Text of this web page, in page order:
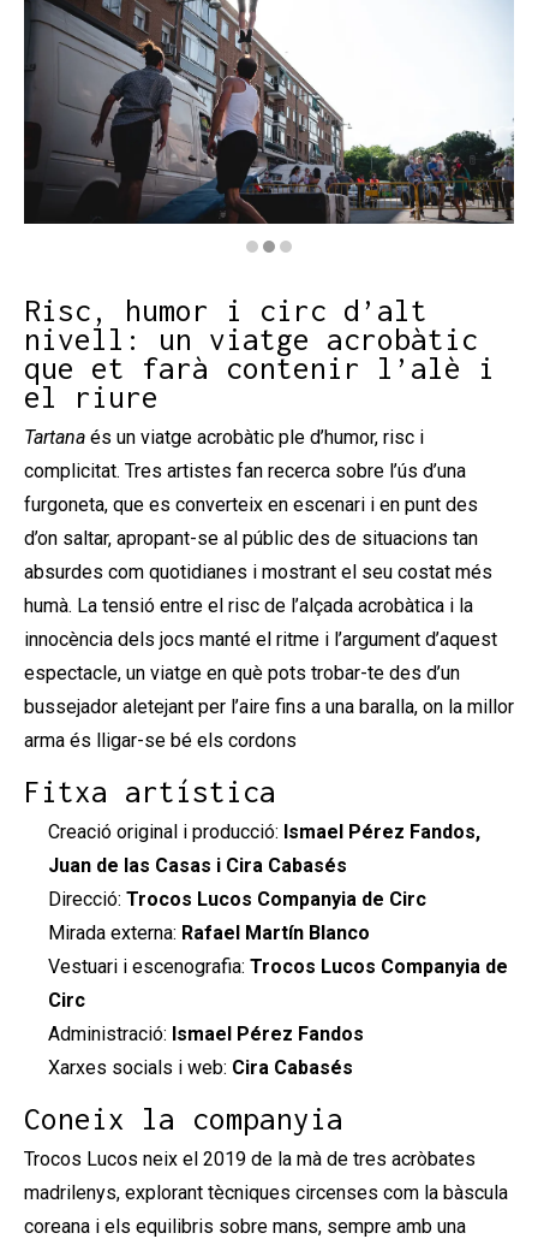
Risc, humor i circ d’alt
nivell: un viatge acrobàtic
que et farà contenir l’alè i
el riure
Tartana és un viatge acrobàtic ple d’humor, risc i
complicitat. Tres artistes fan recerca sobre l’ús d’una
furgoneta, que es converteix en escenari i en punt des
d’on saltar, apropant-se al públic des de situacions tan
absurdes com quotidianes i mostrant el seu costat més
humà. La tensió entre el risc de l’alçada acrobàtica i la
innocència dels jocs manté el ritme i l’argument d’aquest
espectacle, un viatge en què pots trobar-te des d’un
bussejador aletejant per l’aire fins a una baralla, on la millor
arma és lligar-se bé els cordons
Fitxa artística
Creació original i producció: Ismael Pérez Fandos,
Juan de las Casas i Cira Cabasés
Direcció: Trocos Lucos Companyia de Circ
Mirada externa: Rafael Martín Blanco
Vestuari i escenografia: Trocos Lucos Companyia de
Circ
Administració: Ismael Pérez Fandos
Xarxes socials i web: Cira Cabasés
Coneix la companyia
Trocos Lucos neix el 2019 de la mà de tres acròbates
madrilenys, explorant tècniques circenses com la bàscula
coreana i els equilibris sobre mans, sempre amb una